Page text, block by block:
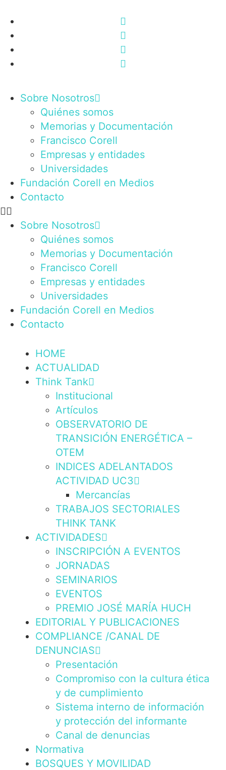
Sobre Nosotros
Quiénes somos
Memorias y Documentación
Francisco Corell
Empresas y entidades
Universidades
Fundación Corell en Medios
Contacto
Sobre Nosotros
Quiénes somos
Memorias y Documentación
Francisco Corell
Empresas y entidades
Universidades
Fundación Corell en Medios
Contacto
HOME
ACTUALIDAD
Think Tank
Institucional
Artículos
OBSERVATORIO DE
TRANSICIÓN ENERGÉTICA –
OTEM
INDICES ADELANTADOS
ACTIVIDAD UC3
Mercancías
TRABAJOS SECTORIALES
THINK TANK
ACTIVIDADES
INSCRIPCIÓN A EVENTOS
JORNADAS
SEMINARIOS
EVENTOS
PREMIO JOSÉ MARÍA HUCH
EDITORIAL Y PUBLICACIONES
COMPLIANCE /CANAL DE
DENUNCIAS
Presentación
Compromiso con la cultura ética
y de cumplimiento
Sistema interno de información
y protección del informante
Canal de denuncias
Normativa
BOSQUES Y MOVILIDAD